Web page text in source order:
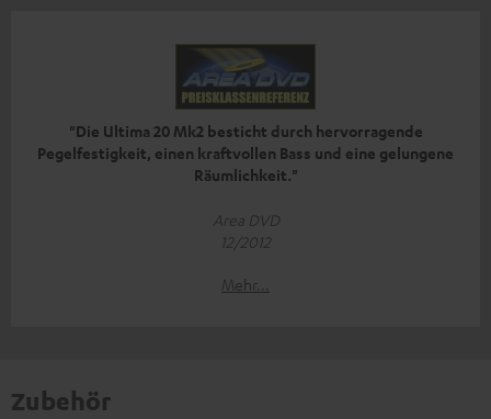
"Die Ultima 20 Mk2 besticht durch hervorragende
Pegelfestigkeit, einen kraftvollen Bass und eine gelungene
Räumlichkeit."
Area DVD
12/2012
Mehr...
Zubehör